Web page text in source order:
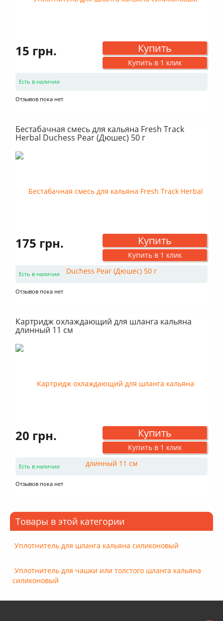
15 грн. Купить
Купить в 1 клик
Есть в наличии
Отзывов пока нет
Бестабачная смесь для кальяна Fresh Track
Herbal Duchess Pear (Дюшес) 50 г
175 грн. Купить
Купить в 1 клик
Есть в наличии
Отзывов пока нет
Картридж охлаждающий для шланга кальяна
длинный 11 см
20 грн. Купить
Купить в 1 клик
Есть в наличии
Отзывов пока нет
Товары в этой категории
Уплотнитель для шланга кальяна силиконовый
Уплотнитель для чашки или толстого шланга кальяна
силиконовый